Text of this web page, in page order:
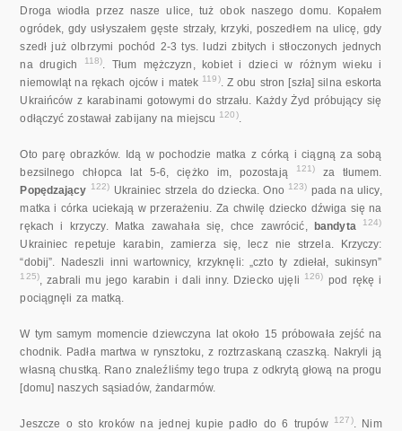
Droga wiodła przez nasze ulice, tuż obok naszego domu. Kopałem
ogródek, gdy usłyszałem gęste strzały, krzyki, poszedłem na ulicę, gdy
szedł już olbrzymi pochód 2-3 tys. ludzi zbitych i stłoczonych jednych
na drugich
118). Tłum mężczyzn, kobiet i dzieci w różnym wieku i
niemowląt na rękach ojców i matek 119). Z obu stron [szła] silna eskorta
Ukraińców z karabinami gotowymi do strzału. Każdy Żyd próbujący się
odłączyć zostawał zabijany na miejscu 120).
Oto parę obrazków. Idą w pochodzie matka z córką i ciągną za sobą
bezsilnego chłopca lat 5-6, ciężko im, pozostają
121)za tłumem.
Popędzający 122) Ukrainiec strzela do dziecka. Ono 123) pada na ulicy,
matka i córka uciekają w przerażeniu. Za chwilę dziecko dźwiga się na
rękach i krzyczy. Matka zawahała się, chce zawrócić,
bandyta 124)
Ukrainiec repetuje karabin, zamierza się, lecz nie strzela. Krzyczy:
“dobij”. Nadeszli inni wartownicy, krzyknęli: „czto ty zdiełał, sukinsyn”
125), zabrali mu jego karabin i dali inny. Dziecko ujęli 126) pod rękę i
pociągnęli za matką.
W tym samym momencie dziewczyna lat około 15 próbowała zejść na
chodnik. Padła martwa w rynsztoku, z roztrzaskaną czaszką. Nakryli ją
własną chustką. Rano znaleźliśmy tego trupa z odkrytą głową na progu
[domu] naszych sąsiadów, żandarmów.
Jeszcze o sto kroków na jednej kupie padło do 6 trupów 127). Nim